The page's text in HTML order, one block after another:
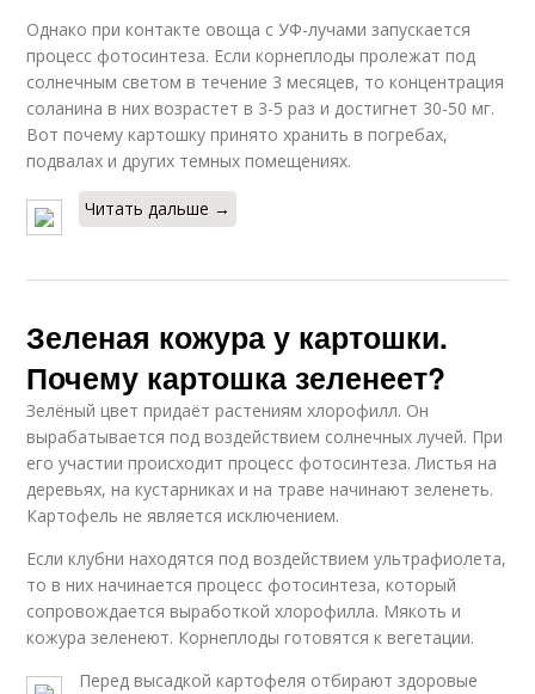
Однако при контакте овоща с УФ-лучами запускается
процесс фотосинтеза. Если корнеплоды пролежат под
солнечным светом в течение 3 месяцев, то концентрация
соланина в них возрастет в 3-5 раз и достигнет 30-50 мг.
Вот почему картошку принято хранить в погребах,
подвалах и других темных помещениях.
Читать дальше →
Зеленая кожура у картошки.
Почему картошка зеленеет?
Зелёный цвет придаёт растениям хлорофилл. Он
вырабатывается под воздействием солнечных лучей. При
его участии происходит процесс фотосинтеза. Листья на
деревьях, на кустарниках и на траве начинают зеленеть.
Картофель не является исключением.
Если клубни находятся под воздействием ультрафиолета,
то в них начинается процесс фотосинтеза, который
сопровождается выработкой хлорофилла. Мякоть и
кожура зеленеют. Корнеплоды готовятся к вегетации.
Перед высадкой картофеля отбирают здоровые